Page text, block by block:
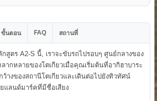
ขั้นตอน FAQ สถานที่
สูตร A2-S นี้, เราจะขับรถไปรอบๆ ศูนย์กลางของ
ากหลายของโตเกียวเมื่อคุณเริ่มต้นที่อากิฮาบาระ
างของสถานีโตเกียวและเดินต่อไปยังทิวทัศน์
แลนด์มาร์คที่มีชื่อเสียง